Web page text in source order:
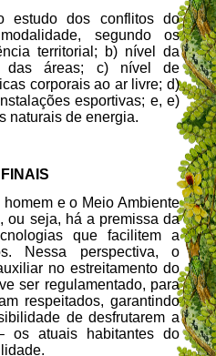
estudo dos conflitos do
segundo os
territorial; b) nível da
das áreas; c) nível de
corporais ao ar livre; d)
esportivas; e, e)
naturais de energia.
e o Meio Ambiente
ou seja, há a premissa da
que facilitem a
Nessa perspectiva, o
no estreitamento do
ser regulamentado, para
respeitados, garantindo
de desfrutarem a
os atuais habitantes do